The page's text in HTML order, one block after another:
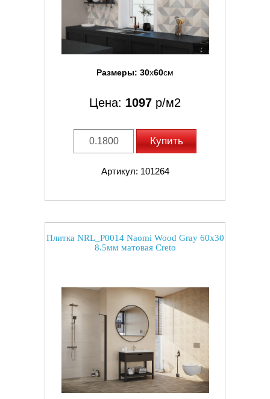
Размеры: 30x60см
Цена: 1097 р/м2
Купить
Артикул: 101264
Плитка NRL_P0014 Naomi Wood Gray 60x30
8.5мм матовая Creto